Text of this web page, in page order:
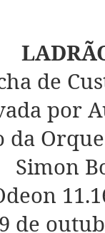
de
por
Simon
de